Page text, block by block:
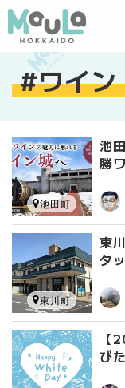
ワイン
池
勝
池田町
東
タ
東川町
【
び